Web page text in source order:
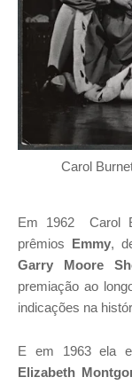
Carol
Em 1962 Carol
prêmios
Emmy,
Garry Moore
premiação ao
indicações na
E em 1963 ela
Elizabeth